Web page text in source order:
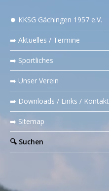
⏺️ KKSG Gächingen 1957 e.V.
➡️ Aktuelles / Termine
➡️ Sportliches
➡️ Unser Verein
➡️ Downloads / Links / Kontakt
➡️ Sitemap
‍🔍 Suchen